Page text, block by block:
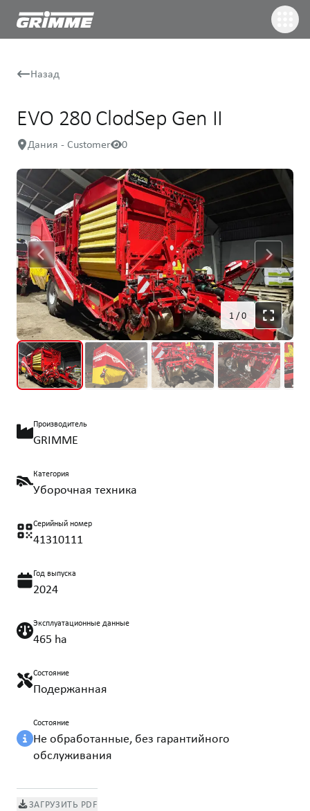
Назад
EVO 280 ClodSep Gen II
Дания - Customer 0
1/0
Производитель
GRIMME
Категория
Уборочная техника
Серийный номер
41310111
Год выпуска
2024
Эксплуатационные данные
465 ha
Состояние
Подержанная
Состояние
Не обработанные, без гарантийного
обслуживания
ЗАГРУЗИТЬ PDF